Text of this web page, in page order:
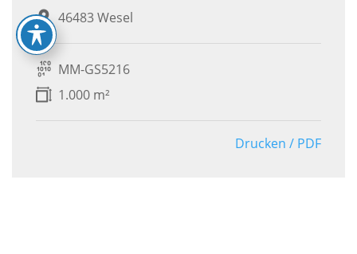
46483 Wesel
MM-GS5216
1.000 m²
Drucken / PDF